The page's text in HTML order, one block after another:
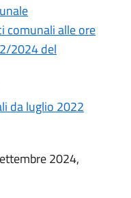
comunali alle ore
2024 del
da luglio 2022
2024,